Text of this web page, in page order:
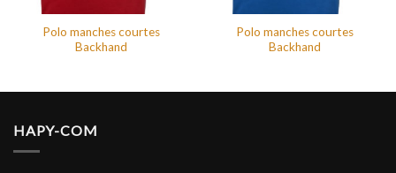
Polo manches courtes
Backhand
Polo manches courtes
Backhand
HAPY-COM